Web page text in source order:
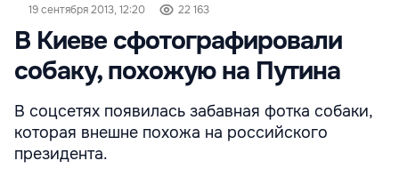
19 сентября 2013, 12:20 22 163
В Киеве сфотографировали
собаку, похожую на Путина
В соцсетях появилась забавная фотка собаки,
которая внешне похожа на российского
президента.